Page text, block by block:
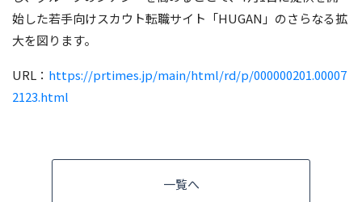
始した若手向けスカウト転職サイト「HUGAN」のさらなる拡
大を図ります。
URL： https://prtimes.jp/main/html/rd/p/000000201.00007
2123.html
一覧へ